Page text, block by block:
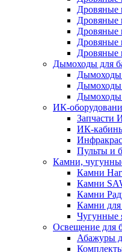
Дровяные
Дровяные
Дровяные
Дровяные
Дровяные
Дымоходы для
Дымоходы
Дымоходы
ИК-
Запчасти
ИК-
Пульты и
Камни,
Камни
Камни
Камни
Камни для
Чугунные
Освещение для
Абажуры